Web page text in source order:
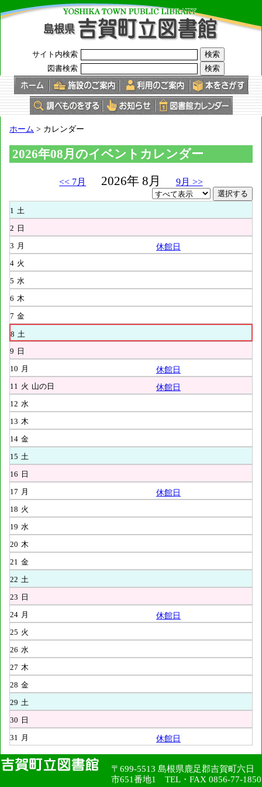
このページの本文へ
サイト内検索
図書検索
現
の
位
置：
ホーム > カレンダー
2026年08月のイベントカレンダー
<< 7月 2026年 8月 9月 >>
1 土
2 日
3 月 休館日
4 火
5 水
6 木
7 金
8 土
9 日
10 月 休館日
11 火 山の日 休館日
12 水
13 木
14 金
15 土
16 日
17 月 休館日
18 火
19 水
20 木
21 金
22 土
23 日
24 月 休館日
25 火
26 水
27 木
28 金
29 土
30 日
31 月 休館日
〒699-5513 島根県鹿足郡吉賀町六日
市651番地1 TEL・FAX 0856-77-1850